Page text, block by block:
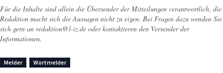
Für die Inhalte sind allein die Übersender der Mitteilungen verantwortlich, die
Redaktion macht sich die Aussagen nicht zu eigen. Bei Fragen dazu wenden Sie
sich gern an redaktion@l-iz.de oder kontaktieren den Versender der
Informationen.
Melder Wortmelder